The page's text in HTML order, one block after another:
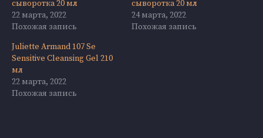
сыворотка 20 мл
22 марта, 2022
Похожая запись
сыворотка 20 мл
24 марта, 2022
Похожая запись
Juliette Armand 107 Se
Sensitive Cleansing Gel 210
мл
22 марта, 2022
Похожая запись